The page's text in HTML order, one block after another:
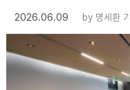
2026.06.09
by 명세환